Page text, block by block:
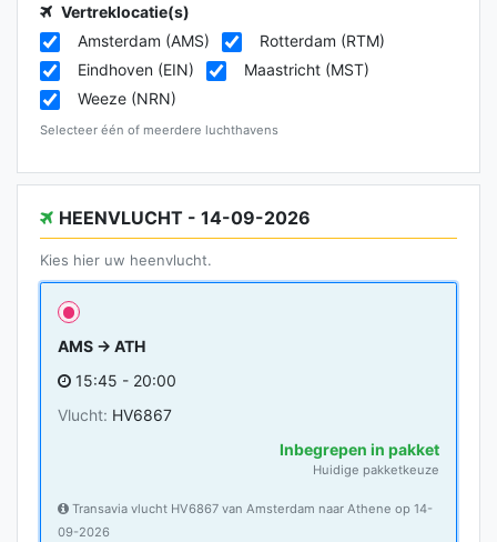
Vertreklocatie(s)
Amsterdam (AMS)
Rotterdam (RTM)
Eindhoven (EIN)
Maastricht (MST)
Weeze (NRN)
Selecteer één of meerdere luchthavens
HEENVLUCHT - 14-09-2026
Kies hier uw heenvlucht.
AMS → ATH
15:45 - 20:00
Vlucht: HV6867
Inbegrepen in pakket
Huidige pakketkeuze
Transavia vlucht HV6867 van Amsterdam naar Athene op 14-
09-2026